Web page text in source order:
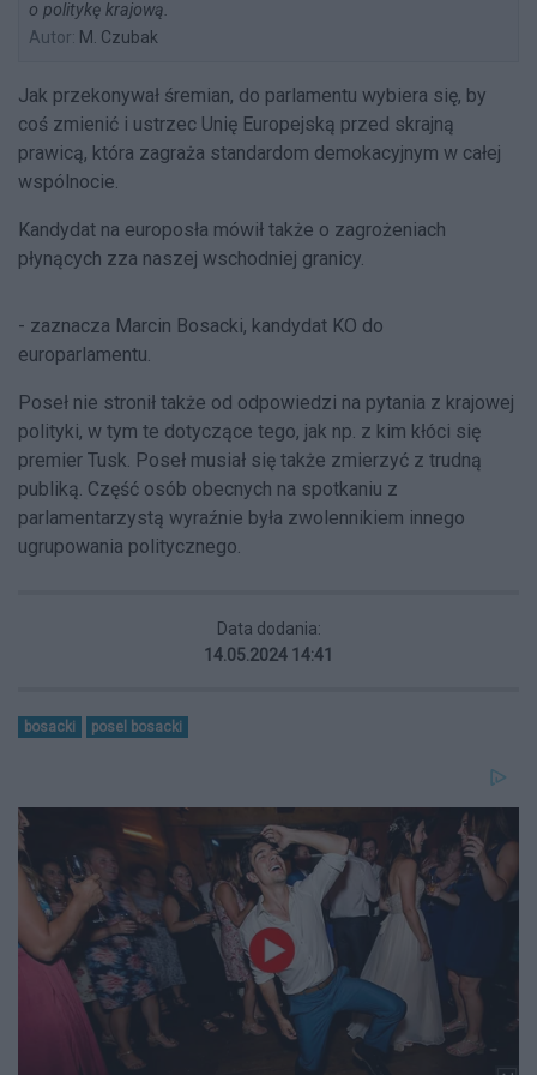
o politykę krajową.
Autor: M. Czubak
Jak przekonywał śremian, do parlamentu wybiera się, by
coś zmienić i ustrzec Unię Europejską przed skrajną
prawicą, która zagraża standardom demokacyjnym w całej
wspólnocie.
Kandydat na europosła mówił także o zagrożeniach
płynących zza naszej wschodniej granicy.
- zaznacza Marcin Bosacki, kandydat KO do
europarlamentu.
Poseł nie stronił także od odpowiedzi na pytania z krajowej
polityki, w tym te dotyczące tego, jak np. z kim kłóci się
premier Tusk. Poseł musiał się także zmierzyć z trudną
publiką. Część osób obecnych na spotkaniu z
parlamentarzystą wyraźnie była zwolennikiem innego
ugrupowania politycznego.
Data dodania:
14.05.2024 14:41
bosacki posel bosacki